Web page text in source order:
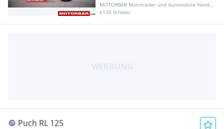
MOTORBÄR Motorräder und Automobile Handelsgesellschaft m.b.H.
6130 Schwaz
Puch RL 125